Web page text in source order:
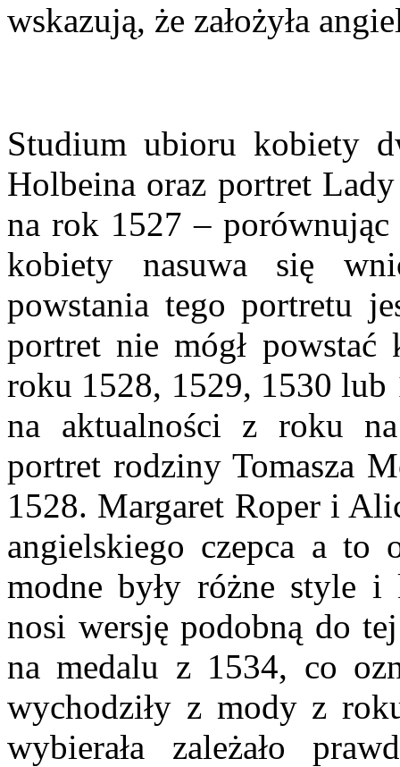
wskazują, że założyła
Studium ubioru kobiety
Holbeina oraz portret
na rok 1527 –
kobiety nasuwa się
powstania tego portretu
portret nie mógł
roku 1528, 1529, 1530 lub
na aktualności z roku
portret rodziny Tomasza
1528. Margaret Roper i
angielskiego czepca a to
modne były różne style i
nosi wersję podobną do
na medalu z 1534, co
wychodziły z mody z
wybierała zależało